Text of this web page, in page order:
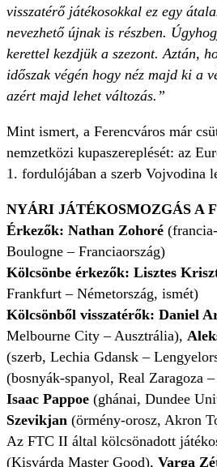
visszatérő játékosokkal ez egy
nevezhető újnak is részben.
kerettel kezdjük a szezont. Aztán,
időszak végén hogy néz majd ki a
azért majd lehet változás.”
Mint ismert, a Ferencváros már
nemzetközi kupaszereplését: az
1. fordulójában a szerb Vojvodina
NYÁRI JÁTÉKOSMOZGÁS A
Érkezők: Nathan Zohoré
Boulogne – Franciaország)
Kölcsönbe érkezők: Lisztes
Frankfurt – Németország, ismét)
Kölcsönből visszatérők: Daniel
Melbourne City – Ausztrália),
(szerb, Lechia Gdansk –
(bosnyák-spanyol, Real Zaragoza
Isaac Pappoe (ghánai, Dundee
Szevikjan (örmény-orosz, Akron
Az FTC II által kölcsönadott
(Kisvárda Master Good), Varga